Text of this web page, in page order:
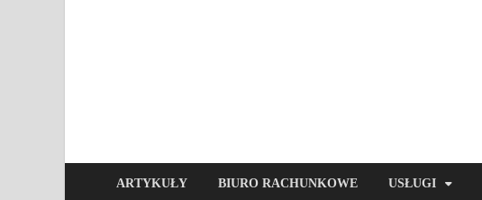
ARTYKUŁY BIURO RACHUNKOWE USŁUGI